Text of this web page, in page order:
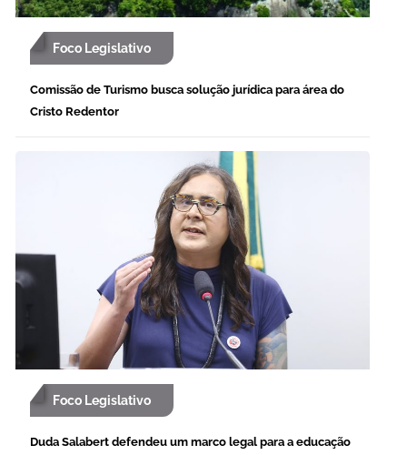
Foco Legislativo
Comissão de Turismo busca solução jurídica para área do
Cristo Redentor
Foco Legislativo
Duda Salabert defendeu um marco legal para a educação